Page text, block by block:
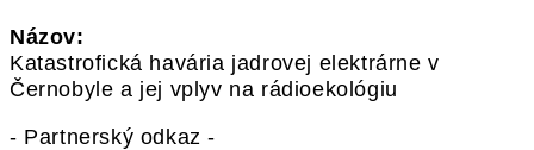
Názov:
Katastrofická havária jadrovej elektrárne v
Černobyle a jej vplyv na rádioekológiu
- Partnerský odkaz -